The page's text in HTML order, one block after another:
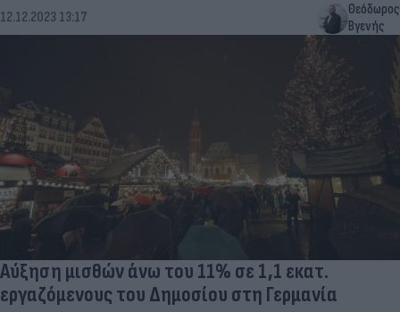
12.12.2023 13:17
Θεόδωρος
Βγενής
Αύξηση μισθών άνω του 11% σε 1,1 εκατ.
εργαζόμενους του Δημοσίου στη Γερμανία